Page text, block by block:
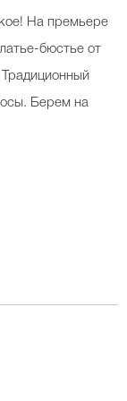
На премьере
бюстье от
Берем на